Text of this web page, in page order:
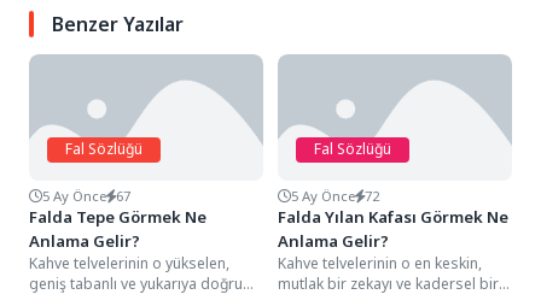
Benzer Yazılar
Fal Sözlüğü
5 Ay Önce 67
Falda Tepe Görmek Ne
Anlama Gelir?
Kahve telvelerinin o yükselen,
geniş tabanlı ve yukarıya doğru
Fal Sözlüğü
5 Ay Önce 72
Falda Yılan Kafası Görmek Ne
Anlama Gelir?
Kahve telvelerinin o en keskin,
mutlak bir zekayı ve kadersel bir